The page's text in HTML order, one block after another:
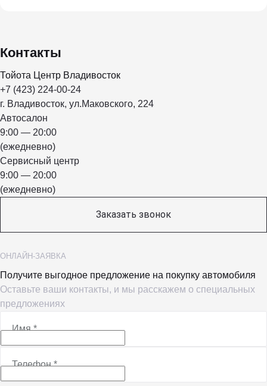
Контакты
Тойота Центр Владивосток
+7 (423) 224-00-24
г. Владивосток, ул.Маковского, 224
Автосалон
9:00 — 20:00
(ежедневно)
Сервисный центр
9:00 — 20:00
(ежедневно)
Заказать звонок
ОНЛАЙН-ЗАЯВКА
Получите выгодное предложение на покупку автомобиля
Оставьте ваши контакты, и мы расскажем о специальных
предложениях
Имя*
Телефон*